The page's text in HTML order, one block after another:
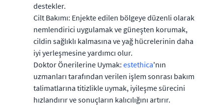
destekler.
Cilt Bakımı: Enjekte edilen bölgeye düzenli olarak
nemlendirici uygulamak ve güneşten korumak,
cildin sağlıklı kalmasına ve yağ hücrelerinin daha
iyi yerleşmesine yardımcı olur.
Doktor Önerilerine Uymak: estethica'nın
uzmanları tarafından verilen işlem sonrası bakım
talimatlarına titizlikle uymak, iyileşme sürecini
hızlandırır ve sonuçların kalıcılığını artırır.